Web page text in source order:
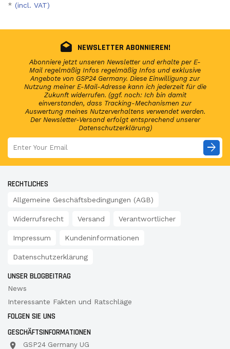
* (incl. VAT)
NEWSLETTER ABONNIEREN!
Abonniere jetzt unseren Newsletter und erhalte per E-
Mail regelmäßig Infos regelmäßig Infos und exklusive
Angebote von GSP24 Germany. Diese Einwilligung zur
Nutzung meiner E-Mail-Adresse kann ich jederzeit für die
Zukunft widerrufen. (ggf. noch: Ich bin damit
einverstanden, dass Tracking-Mechanismen zur
Auswertung meines Nutzerverhaltens verwendet werden.
Der Newsletter-Versand erfolgt entsprechend unserer
Datenschutzerklärung)
arrow_forward
RECHTLICHES
Allgemeine Geschäftsbedingungen (AGB)
Widerrufsrecht Versand Verantwortlicher
Impressum Kundeninformationen
Datenschutzerklärung
UNSER BLOGBEITRAG
News
Interessante Fakten und Ratschläge
FOLGEN SIE UNS
GESCHÄFTSINFORMATIONEN
GSP24 Germany UG